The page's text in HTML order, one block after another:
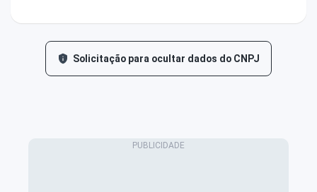
Solicitação para ocultar dados do CNPJ